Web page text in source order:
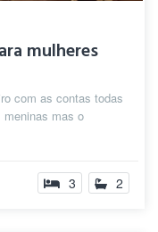
mulheres
com as contas todas
mas o
3 2